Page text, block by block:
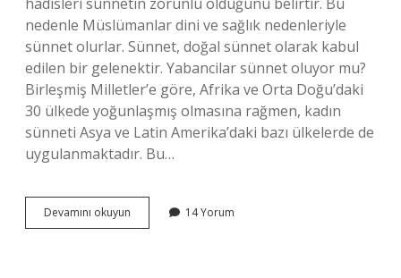
nedenle Müslümanlar dini ve sağlık nedenleriyle
sünnet olurlar. Sünnet, doğal sünnet olarak kabul
edilen bir gelenektir. Yabancilar sünnet oluyor mu?
Birleşmiş Milletler’e göre, Afrika ve Orta Doğu’daki
30 ülkede yoğunlaşmış olmasına rağmen, kadın
sünneti Asya ve Latin Amerika’daki bazı ülkelerde de
uygulanmaktadır. Bu…
Devamını okuyun
Sünnet
14 Yorum